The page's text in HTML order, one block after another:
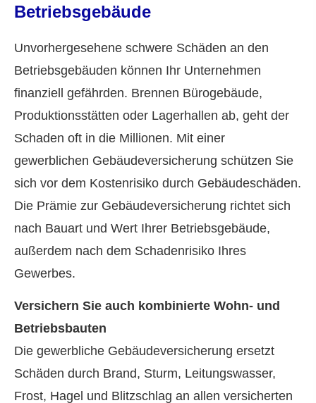
Betriebsgebäude
Unvorhergesehene schwere Schäden an den
Betriebsgebäuden können Ihr Unternehmen
finanziell gefährden. Brennen Bürogebäude,
Produktionsstätten oder Lagerhallen ab, geht der
Schaden oft in die Millionen. Mit einer
gewerblichen Ge­bäude­ver­si­che­rung schützen Sie
sich vor dem Kostenrisiko durch Gebäudeschäden.
Die Prämie zur Ge­bäude­ver­si­che­rung richtet sich
nach Bauart und Wert Ihrer Betriebsgebäude,
außerdem nach dem Schadenrisiko Ihres
Gewerbes.
Versichern Sie auch kombinierte Wohn- und
Betriebsbauten
Die gewerbliche Ge­bäude­ver­si­che­rung ersetzt
Schäden durch Brand, Sturm, Leitungswasser,
Frost, Hagel und Blitzschlag an allen versicherten